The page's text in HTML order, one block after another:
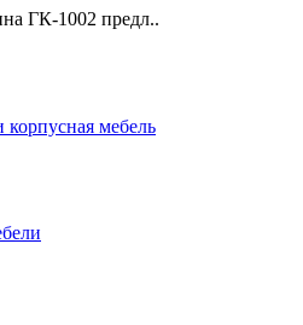
ГК-1002 предл..
корпусная мебель